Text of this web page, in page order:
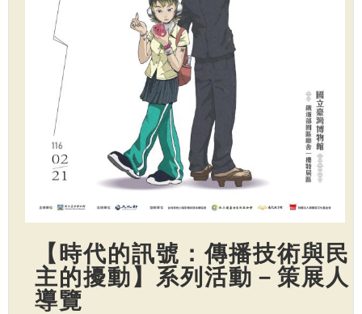
【時代的訊號：傳播技術與民
主的擾動】系列活動－策展人
導覽